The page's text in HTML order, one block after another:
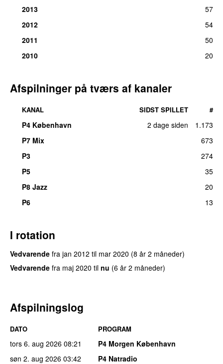
2013
57
2012
54
2011
50
2010
20
Afspilninger på tværs af kanaler
KANAL SIDST SPILLET #
P4 København 2 dage siden
1.173
P7 Mix
673
P3
274
P5
35
P8 Jazz
20
P6
13
I rotation
Vedvarende fra jan 2012 til mar 2020 (8 år 2 måneder)
Vedvarende fra maj 2020 til nu (6 år 2 måneder)
Afspilningslog
DATO PROGRAM
tors 6. aug 2026 08:21
P4 Morgen København
søn 2. aug 2026 03:42
P4 Natradio